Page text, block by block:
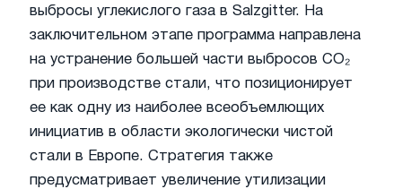
выбросы углекислого газа в Salzgitter. На
заключительном этапе программа направлена
на устранение большей части выбросов CO₂
при производстве стали, что позиционирует
ее как одну из наиболее всеобъемлющих
инициатив в области экологически чистой
стали в Европе. Стратегия также
предусматривает увеличение утилизации